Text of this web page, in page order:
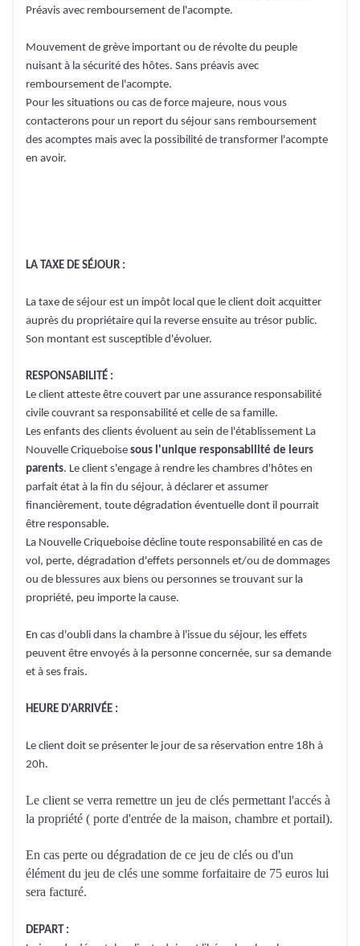
Préavis avec remboursement de l'acompte.
Mouvement de grève important ou de révolte du peuple
nuisant à la sécurité des hôtes. Sans préavis avec
remboursement de l'acompte.
Pour les situations ou cas de force majeure, nous vous
contacterons pour un report du séjour sans remboursement
des acomptes mais avec la possibilité de transformer l'acompte
en avoir.
LA TAXE DE SÉJOUR :
La taxe de séjour est un impôt local que le client doit acquitter
auprès du propriétaire qui la reverse ensuite au trésor public.
Son montant est susceptible d'évoluer.
RESPONSABILITÉ :
Le client atteste être couvert par une assurance responsabilité
civile couvrant sa responsabilité et celle de sa famille.
Les enfants des clients évoluent au sein de l'établissement La
Nouvelle Criqueboise sous l'unique responsabilité de leurs
parents. Le client s'engage à rendre les chambres d'hôtes en
parfait état à la fin du séjour, à déclarer et assumer
financièrement, toute dégradation éventuelle dont il pourrait
être responsable.
La Nouvelle Criqueboise décline toute responsabilité en cas de
vol, perte, dégradation d'effets personnels et/ou de dommages
ou de blessures aux biens ou personnes se trouvant sur la
propriété, peu importe la cause.
En cas d'oubli dans la chambre à l'issue du séjour, les effets
peuvent être envoyés à la personne concernée, sur sa demande
et à ses frais.
HEURE D'ARRIVÉE :
Le client doit se présenter le jour de sa réservation entre 18h à
20h.
Le client se verra remettre un jeu de clés permettant l'accés à
la propriété ( porte d'entrée de la maison, chambre et portail).
En cas perte ou dégradation de ce jeu de clés ou d'un
élément du jeu de clés une somme forfaitaire de 75 euros lui
sera facturé.
DEPART :